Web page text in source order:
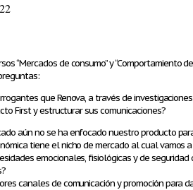
“Mercados de consumo” y “Comportamiento
que Renova, a través de
First y estructurar sus comunicaciones?
aún no se ha enfocado nuestro producto
tiene el nicho de mercado al cual vamos
emocionales, fisiológicas y de
canales de comunicación y promoción para